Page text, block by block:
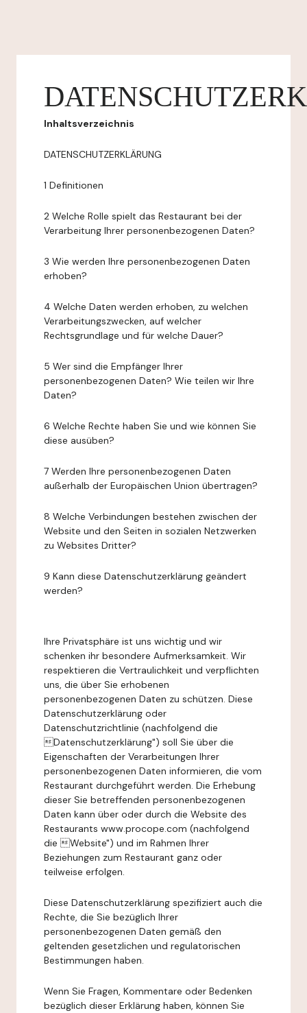
Inhaltsverzeichnis
DATENSCHUTZERKLÄRUNG
1 Definitionen
2 Welche Rolle spielt das Restaurant bei der
Verarbeitung Ihrer personenbezogenen Daten?
3 Wie werden Ihre personenbezogenen Daten
erhoben?
4 Welche Daten werden erhoben, zu welchen
Verarbeitungszwecken, auf welcher
Rechtsgrundlage und für welche Dauer?
5 Wer sind die Empfänger Ihrer
personenbezogenen Daten? Wie teilen wir Ihre
Daten?
6 Welche Rechte haben Sie und wie können Sie
diese ausüben?
7 Werden Ihre personenbezogenen Daten
außerhalb der Europäischen Union übertragen?
8 Welche Verbindungen bestehen zwischen der
Website und den Seiten in sozialen Netzwerken
zu Websites Dritter?
9 Kann diese Datenschutzerklärung geändert
werden?
Ihre Privatsphäre ist uns wichtig und wir
schenken ihr besondere Aufmerksamkeit. Wir
respektieren die Vertraulichkeit und verpflichten
uns, die über Sie erhobenen
personenbezogenen Daten zu schützen. Diese
Datenschutzerklärung oder
Datenschutzrichtlinie (nachfolgend die
Datenschutzerklärung") soll Sie über die
Eigenschaften der Verarbeitungen Ihrer
personenbezogenen Daten informieren, die vom
Restaurant durchgeführt werden. Die Erhebung
dieser Sie betreffenden personenbezogenen
Daten kann über oder durch die Website des
Restaurants www.procope.com (nachfolgend
die Website") und im Rahmen Ihrer
Beziehungen zum Restaurant ganz oder
teilweise erfolgen.
Diese Datenschutzerklärung spezifiziert auch die
Rechte, die Sie bezüglich Ihrer
personenbezogenen Daten gemäß den
geltenden gesetzlichen und regulatorischen
Bestimmungen haben.
Wenn Sie Fragen, Kommentare oder Bedenken
bezüglich dieser Erklärung haben, können Sie